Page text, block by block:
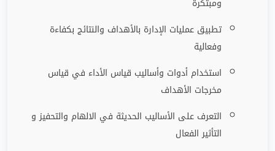
ومبتكرة
تطبيق عمليات الإدارة بالأهداف والنتائج بكفاءة
وفعالية
استخدام أدوات وأساليب قياس الأداء في قياس
مخرجات الأهداف
التعرف على الأساليب الحديثة في الالهام والتحفيز و
التأثير الفعال